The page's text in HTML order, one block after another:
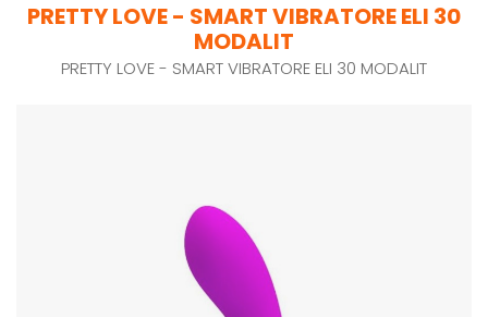
PRETTY LOVE - SMART VIBRATORE ELI 30
MODALIT
PRETTY LOVE - SMART VIBRATORE ELI 30 MODALIT